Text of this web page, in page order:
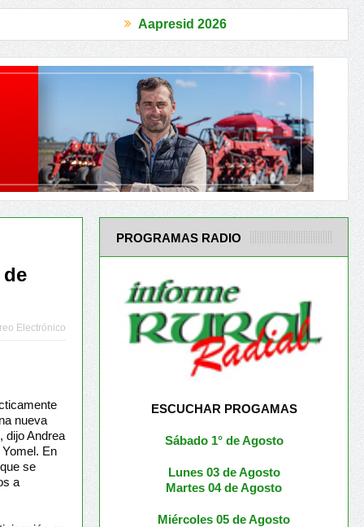
Aapresid 2026
El Acuerdo Mercosur-UE es un antes y un después en la
Electrónico
nueva
dijo Andrea
En
se
a
PROGRAMAS RADIO
ESCUCHAR PROGAMAS
Sábado 1° de Agosto
Lunes 03 de Agosto
Martes 04 de Agosto
Miércoles 05 deAgosto